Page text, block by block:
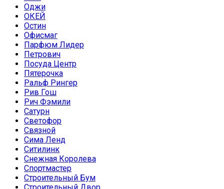
Оджи
ОКЕЙ
Остин
Офисмаг
Парфюм Лидер
Петрович
Посуда Центр
Пятерочка
Ральф Рингер
Рив Гош
Рич Фэмили
Сатурн
Светофор
Связной
Сима Ленд
Ситилинк
Снежная Королева
Спортмастер
Строительный Бум